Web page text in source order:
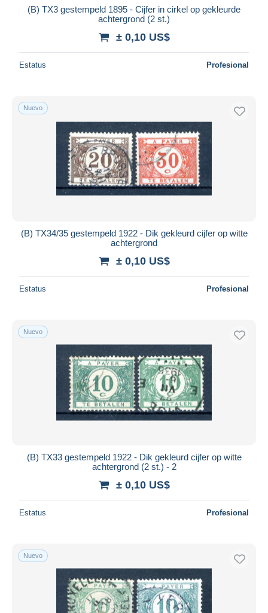
(B) TX3 gestempeld 1895 - Cijfer in cirkel op gekleurde
achtergrond (2 st.)
± 0,10 US$
Estatus Profesional
Nuevo
(B) TX34/35 gestempeld 1922 - Dik gekleurd cijfer op witte
achtergrond
± 0,10 US$
Estatus Profesional
Nuevo
(B) TX33 gestempeld 1922 - Dik gekleurd cijfer op witte
achtergrond (2 st.) - 2
± 0,10 US$
Estatus Profesional
Nuevo